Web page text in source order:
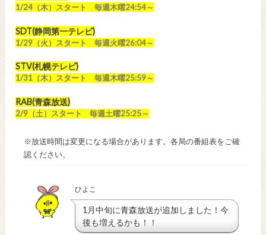
1/24（木）スタート 毎週木曜24:54～
SDT(静岡第一テレビ)
1/29（火）スタート 毎週火曜26:04～
STV(札幌テレビ)
1/31（木）スタート 毎週木曜25:59～
RAB(青森放送)
2/9（土）スタート 毎週土曜25:25～
※放送時間は変更になる場合があります。各局の番組表をご確
認ください。
ひよこ
1月中旬に青森放送が追加しました！今
後も増えるかも！！